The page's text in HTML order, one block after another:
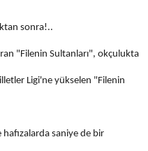
sonra!..
"Filenin Sultanları", okçulukta
Ligi'ne yükselen "Filenin
saniye de bir